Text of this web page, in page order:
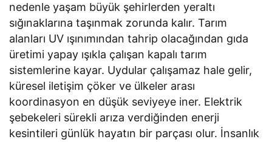
nedenle yaşam büyük şehirlerden yeraltı
sığınaklarına taşınmak zorunda kalır. Tarım
alanları UV ışınımından tahrip olacağından gıda
üretimi yapay ışıkla çalışan kapalı tarım
sistemlerine kayar. Uydular çalışamaz hale gelir,
küresel iletişim çöker ve ülkeler arası
koordinasyon en düşük seviyeye iner. Elektrik
şebekeleri sürekli arıza verdiğinden enerji
kesintileri günlük hayatın bir parçası olur. İnsanlık